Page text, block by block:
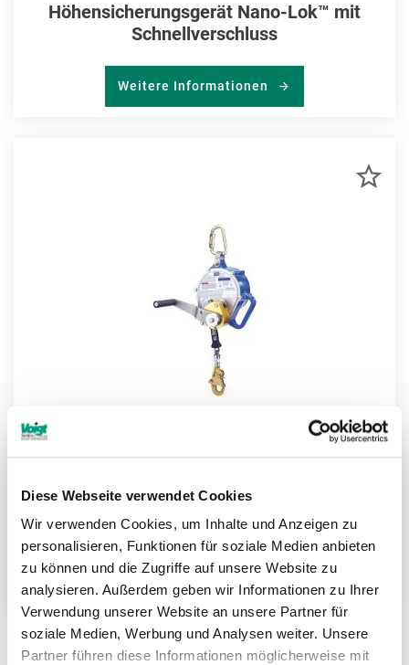
Diese Webseite verwendet Cookies
Wir verwenden Cookies, um Inhalte und Anzeigen zu
personalisieren, Funktionen für soziale Medien anbieten
zu können und die Zugriffe auf unsere Website zu
analysieren. Außerdem geben wir Informationen zu Ihrer
Verwendung unserer Website an unsere Partner für
soziale Medien, Werbung und Analysen weiter. Unsere
Partner führen diese Informationen möglicherweise mit
Höhensicherungsgerät Nano-Lok™ mit
Schnellverschluss
Weitere Informationen
Höhensicherungsgeräte Sealed-Blok™ nach
EN 360 ATEX
Weitere Informationen